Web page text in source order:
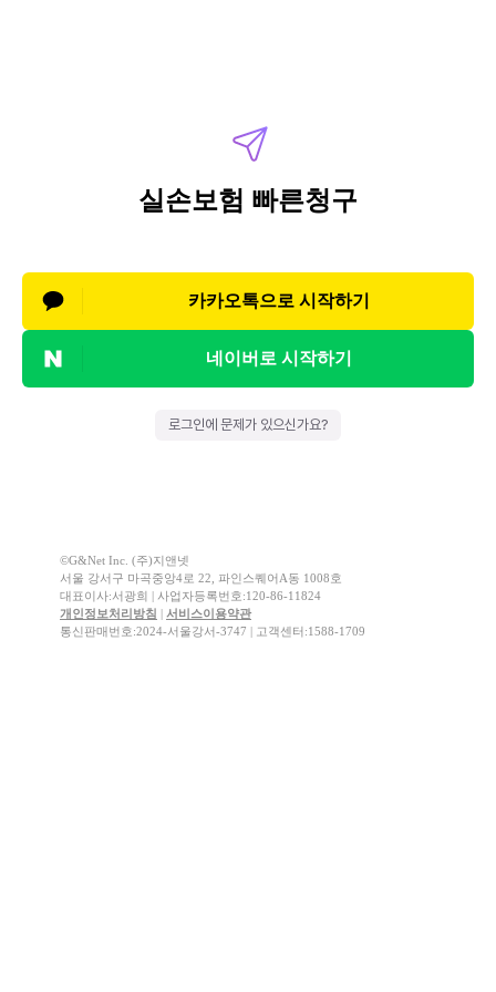
실손보험 빠른청구
카카오톡으로 시작하기
네이버로 시작하기
로그인에 문제가 있으신가요?
©G&Net Inc. (주)지앤넷
서울 강서구 마곡중앙4로 22, 파인스퀘어A동 1008호
대표이사:서광희 | 사업자등록번호:120-86-11824
개인정보처리방침 | 서비스이용약관
통신판매번호:2024-서울강서-3747 | 고객센터:1588-1709